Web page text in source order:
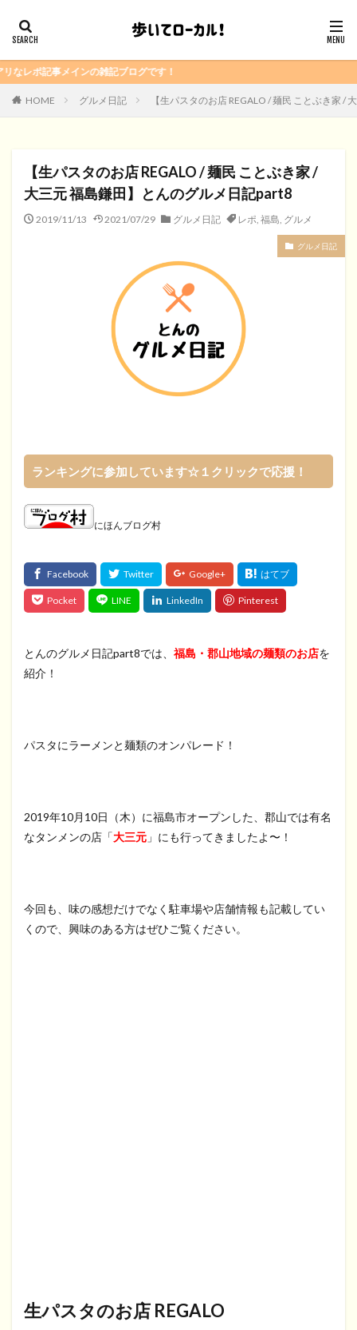
記ブログです！
HOME グルメ日記 【生パスタのお店 REGALO / 麺民 ことぶき家 /
【生パスタのお店 REGALO / 麺民 ことぶき家 /
大三元 福島鎌田】とんのグルメ日記part8
2019/11/13 2021/07/29 グルメ日記 レポ, 福島, グルメ
グルメ日記
ランキングに参加しています☆１クリックで応援！
にほんブログ村
とんのグルメ日記part8では、 福島・郡山地域の麺類のお店を
紹介！
パスタにラーメンと麺類のオンパレード！
2019年10月10日（木）に福島市オープンした、郡山では有名
なタンメンの店「大三元 」にも行ってきましたよ〜！
今回も、味の感想だけでなく駐車場や店舗情報も記載してい
くので、興味のある方はぜひご覧ください。
生パスタのお店 REGALO